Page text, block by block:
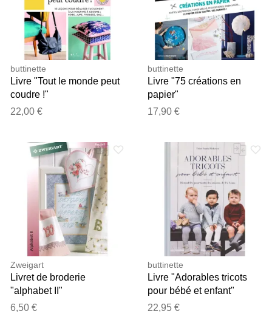
buttinette
Livre "Tout le monde peut
coudre !"
22,00 €
buttinette
Livre "75 créations en
papier"
17,90 €
Zweigart
Livret de broderie
"alphabet II"
6,50 €
buttinette
Livre "Adorables tricots
pour bébé et enfant"
22,95 €